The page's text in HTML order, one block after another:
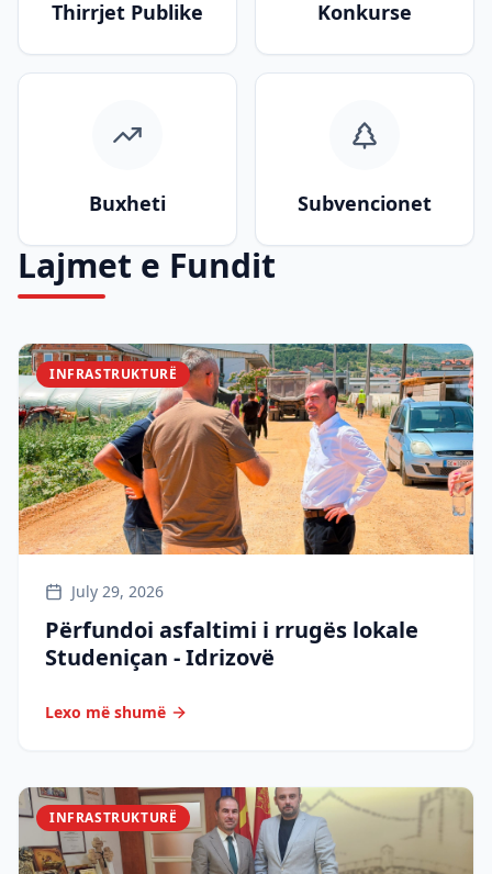
Thirrjet Publike Konkurse
Buxheti Subvencionet
Lajmet e Fundit
INFRASTRUKTURË
July 29, 2026
Përfundoi asfaltimi i rrugës lokale
Studeniçan - Idrizovë
Lexo më shumë
INFRASTRUKTURË